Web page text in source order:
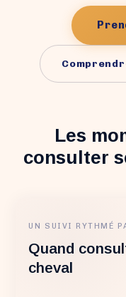
Les
consulter
UN SUIVI RYTHMÉ
Quand
cheval